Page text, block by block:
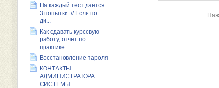
На каждый тест даётся
3 попытки. // Если по
ди...
Как сдавать курсовую
работу, отчет по
практике.
Восстановление пароля
КОНТАКТЫ
АДМИНИСТРАТОРА
СИСТЕМЫ